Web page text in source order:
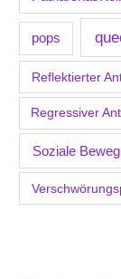
pops
Reflektierter
Regressiver
Soziale